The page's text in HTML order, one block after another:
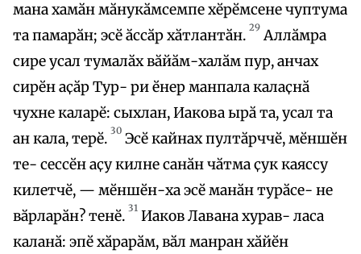
мана хамӑн мӑнукӑмсемпе хӗрӗмсене чуптума
та памарӑн; эсӗ ӑссӑр хӑтлантӑн. 29 Аллӑмра
сире усал тумалӑх вӑйӑм-халӑм пур, анчах
сирӗн аҫӑр Тур- ри ӗнер манпала калаҫнӑ
чухне каларӗ: сыхлан, Иакова ырӑ та, усал та
ан кала, терӗ. 30 Эсӗ кайнах пултӑрччӗ, мӗншӗн
те- сессӗн аҫу килне санӑн чӑтма ҫук каяссу
килетчӗ, — мӗншӗн-ха эсӗ манӑн турӑсе- не
вӑрларӑн? тенӗ. 31 Иаков Лавана хурав- ласа
каланӑ: эпӗ хӑрарӑм, вӑл манран хӑйӗн